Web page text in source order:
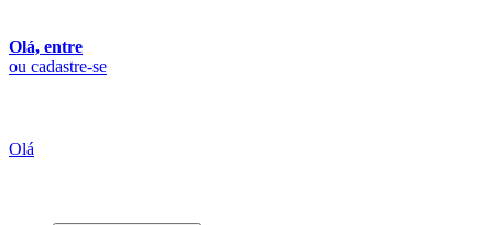
Olá, entre
ou cadastre-se
Olá